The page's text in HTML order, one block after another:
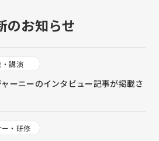
のお知らせ
・講演
ーニーのインタビュー記事が掲載さ
ー・研修